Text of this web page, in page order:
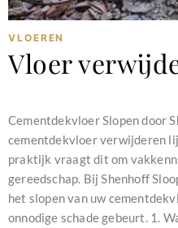
VLOEREN
Vloer
Cementdekvloer Slopen door
cementdekvloer verwijderen
praktijk vraagt dit om
gereedschap. Bij Shenhoff
het slopen van uw
onnodige schade gebeurt. 1.